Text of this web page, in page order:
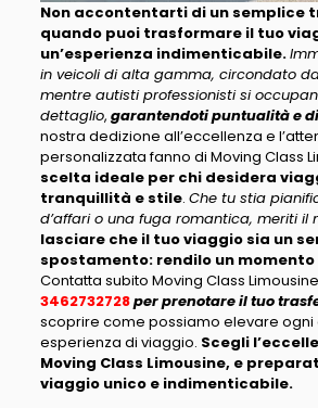
Non accontentarti di un semplice
quando puoi trasformare il tuo
un’esperienza indimenticabile.
in veicoli di alta gamma, circondato
mentre autisti professionisti si
dettaglio, garantendoti puntualità e
nostra dedizione all’eccellenza e
personalizzata fanno di Moving Class
scelta ideale per chi desidera
tranquillità e stile. Che tu stia
d’affari o una fuga romantica, meriti il
lasciare che il tuo viaggio sia un
spostamento: rendilo un
Contatta subito Moving Class
3462732728per prenotare il tuo
scoprire come possiamo elevare ogni
esperienza di viaggio. Scegli
Moving Class Limousine, e
viaggio unico e indimenticabile.